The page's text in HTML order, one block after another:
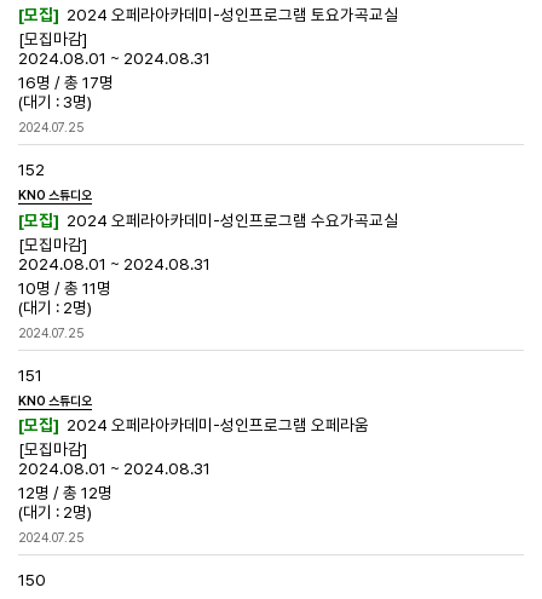
[모집] 2024 오페라아카데미-성인프로그램 토요가곡교실
[모집마감]
2024.08.01 ~ 2024.08.31
16명 /총 17명
(대기 : 3명)
2024.07.25
152
KNO 스튜디오
[모집] 2024 오페라아카데미-성인프로그램 수요가곡교실
[모집마감]
2024.08.01 ~ 2024.08.31
10명 /총 11명
(대기 : 2명)
2024.07.25
151
KNO 스튜디오
[모집] 2024 오페라아카데미-성인프로그램 오페라움
[모집마감]
2024.08.01 ~ 2024.08.31
12명 /총 12명
(대기 : 2명)
2024.07.25
150